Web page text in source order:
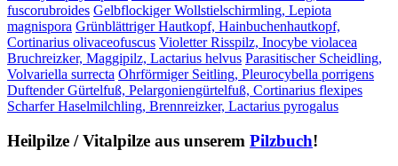
fuscorubroides Gelbflockiger Wollstielschirmling, Lepiota
magnispora Grünblättriger Hautkopf, Hainbuchenhautkopf,
Cortinarius olivaceofuscus Violetter Risspilz, Inocybe violacea
Bruchreizker, Maggipilz, Lactarius helvus Parasitischer Scheidling,
Volvariella surrecta Ohrförmiger Seitling, Pleurocybella porrigens
Duftender Gürtelfuß, Pelargoniengürtelfuß, Cortinarius flexipes
Scharfer Haselmilchling, Brennreizker, Lactarius pyrogalus
Heilpilze / Vitalpilze aus unserem Pilzbuch!